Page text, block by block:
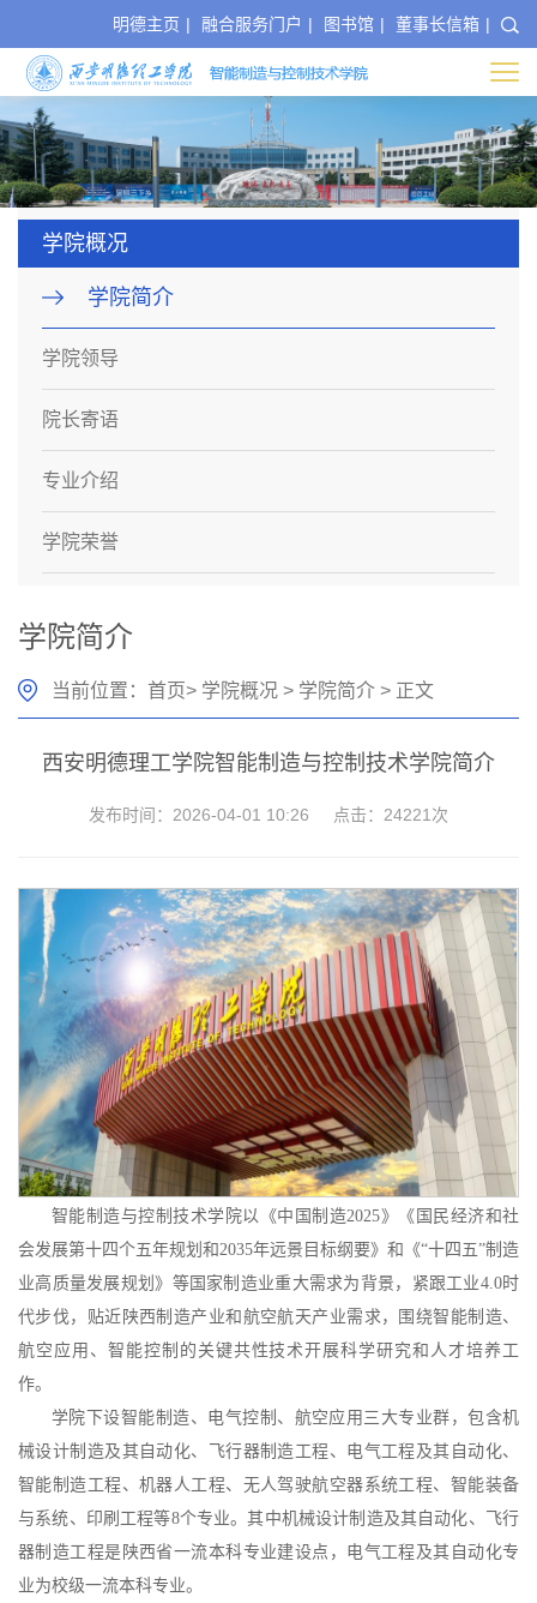
明德主页 | 融合服务门户 | 图书馆 | 董事长信箱 |
学院概况
学院简介
学院领导
院长寄语
专业介绍
学院荣誉
学院简介
当前位置： 首页> 学院概况 > 学院简介 > 正文
西安明德理工学院智能制造与控制技术学院简介
发布时间：2026-04-01 10:26 点击： 24221次
智能制造与控制技术学院以《中国制造2025》《国民经济和社
会发展第十四个五年规划和2035年远景目标纲要》和《“十四五”制造
业高质量发展规划》等国家制造业重大需求为背景，紧跟工业4.0时
代步伐，贴近陕西制造产业和航空航天产业需求，围绕智能制造、
航空应用、 智能控制的关键共性技术开展科学研究和人才培养工
作。
学院 下设智能制造、 电气控制 、 航空应用 三大专业群 ，包含机
械设计制造及其自动化、飞行器制造工程、电气工程及其自动化、
智能制造工程、机器人工程、无人驾驶航空器系统工程、智能装备
与系统、印刷工程等8个专业。其中机械设计制造及其自动化、飞行
器制造工程是陕西省一流本科专业建设点 ， 电气工程及其自动化专
业为校级一流本科专业。